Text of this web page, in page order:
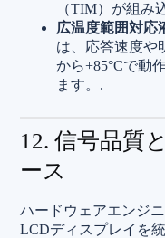
（TIM）が組み
広温度範囲対応
は、応答速度や
から+85°Cで動
ます。.
12. 信号品質
ース
ハードウェアエンジ
LCDディスプレイを